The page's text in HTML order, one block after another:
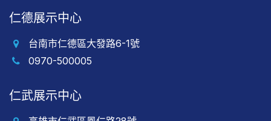
仁德展示中心
台南市仁德區大發路6-1號
0970-500005
仁武展示中心